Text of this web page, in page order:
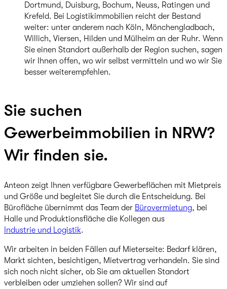
Dortmund, Duisburg, Bochum, Neuss, Ratingen und
Krefeld. Bei Logistikimmobilien reicht der Bestand
weiter: unter anderem nach Köln, Mönchengladbach,
Willich, Viersen, Hilden und Mülheim an der Ruhr. Wenn
Sie einen Standort außerhalb der Region suchen, sagen
wir Ihnen offen, wo wir selbst vermitteln und wo wir Sie
besser weiterempfehlen.
Sie suchen
Gewerbeimmobilien in NRW?
Wir finden sie.
Anteon zeigt Ihnen verfügbare Gewerbeflächen mit Mietpreis
und Größe und begleitet Sie durch die Entscheidung. Bei
Bürofläche übernimmt das Team der Bürovermietung, bei
Halle und Produktionsfläche die Kollegen aus
Industrie und Logistik.
Wir arbeiten in beiden Fällen auf Mieterseite: Bedarf klären,
Markt sichten, besichtigen, Mietvertrag verhandeln. Sie sind
sich noch nicht sicher, ob Sie am aktuellen Standort
verbleiben oder umziehen sollen? Wir sind auf